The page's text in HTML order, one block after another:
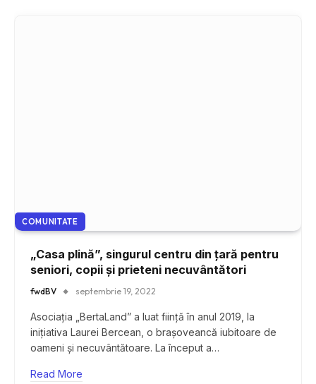
COMUNITATE
„Casa plină”, singurul centru din țară pentru
seniori, copii și prieteni necuvântători
fwdBV septembrie 19, 2022
Asociația „BertaLand” a luat ființă în anul 2019, la
inițiativa Laurei Bercean, o brașoveancă iubitoare de
oameni și necuvântătoare. La început a…
Read More